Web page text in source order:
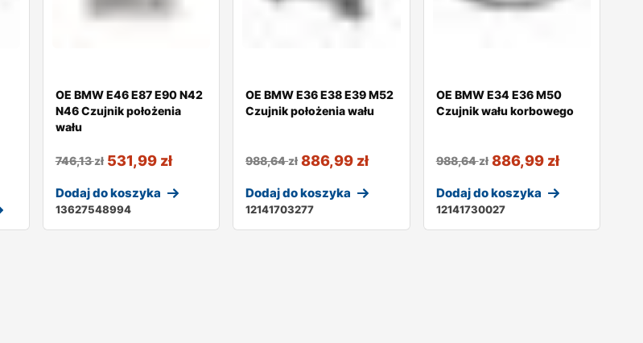
OE BMW E46 E87 E90 N42
N46 Czujnik położenia
wału
746,13zł 531,99 zł
Dodaj do koszyka
13627548994
OE BMW E36 E38 E39 M52
Czujnik położenia wału
988,64zł 886,99 zł
Dodaj do koszyka
12141703277
OE BMW E34 E36 M50
Czujnik wału korbowego
988,64zł 886,99 zł
Dodaj do koszyka
12141730027